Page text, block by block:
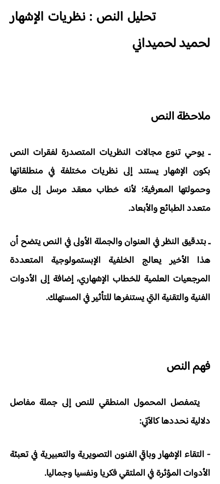
تحليل النص : نظريات الإشهار
لحميد لحميداني
ملاحظة النص
ـ يوحي تنوع مجالات النظريات المتصدرة لفقرات النص
بكون الإشهار يستند إلى نظريات مختلفة في منطلقاتها
وحمولتها المعرفية؛ لأنه خطاب معقد مرسل إلى متلق
متعدد الطبائع والأبعاد.
ـ بتدقيق النظر في العنوان والجملة الأولى في النص يتضح أن
هذا الأخير يعالج الخلفية الإبستمولوجية المتعددة
المرجعيات العلمية للخطاب الإشهاري، إضافة إلى الأدوات
الفنية والتقنية التي يستنفرها للتأثير في المستهلك.
فهم النص
يتمفصل المحمول المنطقي للنص إلى جملة مفاصل
دلالية نحددها كالآتي:
- التقاء الإشهار وباقي الفنون التصويرية والتعبيرية في تعبئة
الأدوات المؤثرة في الملتقي فكريا ونفسيا وجماليا.